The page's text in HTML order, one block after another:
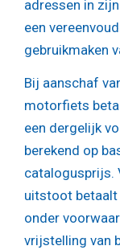
adressen in
een
gebruikmaken
Bij aanschaf
motorfiets
een dergelijk
berekend op
catalogusprijs.
uitstoot betaalt
onder
vrijstelling van